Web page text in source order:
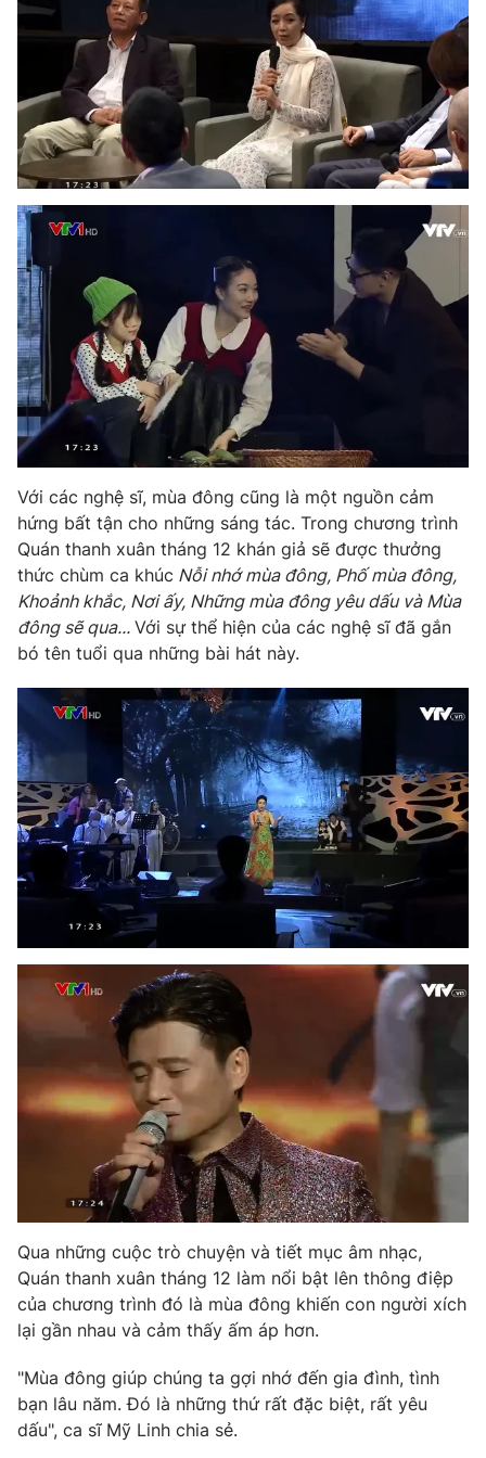
Photo Infographic
Video Shorts video
VTV Money VTV Thể thao
VTV Sức khoẻ Bất động sản
Thị trường 24h Tấm lòng Việt
VTV4 Vươn mình bằng AI
VTV9 VTV8
THỜI BÁO VTV
Theo dõi báo trên
Cơ quan chủ quản:Đài Truyền hình Việt Nam
Cơ quan báo chí:Thời báo VTV
Giấy phép hoạt động báo in và báo điện tử số 483/GP-BTTTT
cấp ngày 29/12/2023
Tổng Biên tập:Vũ Thanh Thủy
Phó Tổng Biên tập:Nguyễn Thị Mỹ Hạnh, Phạm Quốc Thắng,
Nguyễn Trọng Ninh
Tổng đài VTV:024.38 355 931 - 024.38 355 932
Ðiện thoại Thời báo VTV:024.66 897 897
toasoan@vtv.vn
Liên hệ quảng cáo:
024-7300.7108
thuận bằng văn bản. Ghi rõ nguồn VTV.vn khi phát hành lại
thông tin từ website này.
Với các nghệ sĩ, mùa đông cũng là một nguồn cảm
hứng bất tận cho những sáng tác. Trong chương trình
Quán thanh xuân tháng 12 khán giả sẽ được thưởng
thức chùm ca khúc Nỗi nhớ mùa đông, Phố mùa đông,
Khoảnh khắc, Nơi ấy, Những mùa đông yêu dấu và Mùa
đông sẽ qua... Với sự thể hiện của các nghệ sĩ đã gắn
bó tên tuổi qua những bài hát này.
Qua những cuộc trò chuyện và tiết mục âm nhạc,
Quán thanh xuân tháng 12 làm nổi bật lên thông điệp
của chương trình đó là mùa đông khiến con người xích
lại gần nhau và cảm thấy ấm áp hơn.
"Mùa đông giúp chúng ta gợi nhớ đến gia đình, tình
bạn lâu năm. Đó là những thứ rất đặc biệt, rất yêu
dấu", ca sĩ Mỹ Linh chia sẻ.